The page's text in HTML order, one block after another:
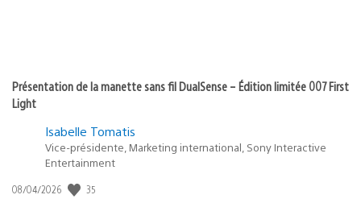
Présentation de la manette sans fil DualSense – Édition limitée 007 First
Light
Isabelle Tomatis
Vice-présidente, Marketing international, Sony Interactive
Entertainment
Date
08/04/2026 35